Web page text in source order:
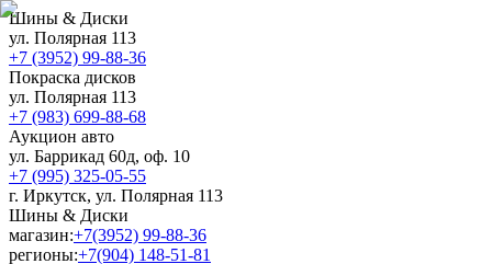
Шины & Диски
ул. Полярная 113
+7 (3952) 99-88-36
Покраска дисков
ул. Полярная 113
+7 (983) 699-88-68
Аукцион авто
ул. Баррикад 60д, оф. 10
+7 (995) 325-05-55
г. Иркутск, ул. Полярная 113
Шины & Диски
магазин:+7(3952) 99-88-36
регионы:+7(904) 148-51-81